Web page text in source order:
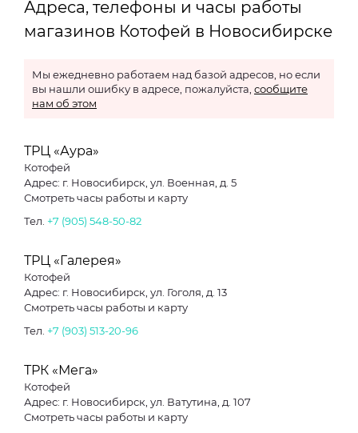
Адреса, телефоны и часы работы
магазинов Котофей в Новосибирске
Мы ежедневно работаем над базой адресов, но если
вы нашли ошибку в адресе, пожалуйста, сообщите
нам об этом
ТРЦ «Аура»
Котофей
Адрес: г. Новосибирск, ул. Военная, д. 5
Смотреть часы работы и карту
Тел. +7 (905) 548-50-82
ТРЦ «Галерея»
Котофей
Адрес: г. Новосибирск, ул. Гоголя, д. 13
Смотреть часы работы и карту
Тел. +7 (903) 513-20-96
ТРК «Мега»
Котофей
Адрес: г. Новосибирск, ул. Ватутина, д. 107
Смотреть часы работы и карту